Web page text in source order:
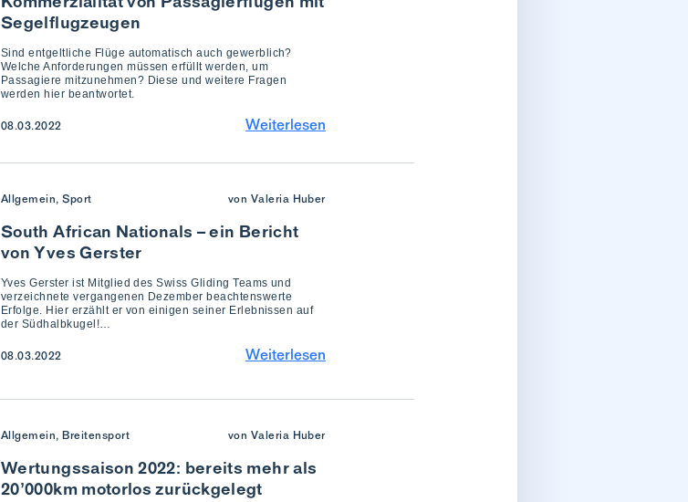
Segelflugzeugen
Sind entgeltliche Flüge automatisch auch gewerblich?
Welche Anforderungen müssen erfüllt werden, um
Passagiere mitzunehmen? Diese und weitere Fragen
werden hier beantwortet.
08.03.2022 Weiterlesen
Allgemein, Sport von Valeria Huber
South African Nationals – ein Bericht
von Yves Gerster
Yves Gerster ist Mitglied des Swiss Gliding Teams und
verzeichnete vergangenen Dezember beachtenswerte
Erfolge. Hier erzählt er von einigen seiner Erlebnissen auf
der Südhalbkugel!…
08.03.2022 Weiterlesen
Allgemein, Breitensport von Valeria Huber
Wertungssaison 2022: bereits mehr als
20’000km motorlos zurückgelegt